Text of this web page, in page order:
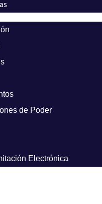
de Poder
Electrónica